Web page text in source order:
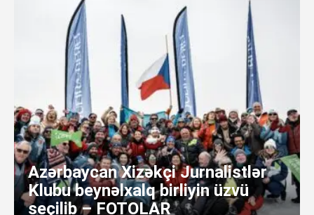
Azərbaycan Xizəkçi Jurnalistlər
Klubu beynəlxalq birliyin üzvü
seçilib – FOTOLAR